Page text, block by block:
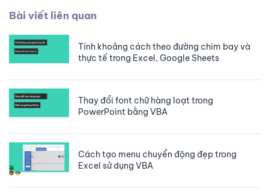
Bài viết liên quan
Tính khoảng cách theo đường chim bay và
thực tế trong Excel, Google Sheets
Thay đổi font chữ hàng loạt trong
PowerPoint bằng VBA
Cách tạo menu chuyển động đẹp trong
Excel sử dụng VBA